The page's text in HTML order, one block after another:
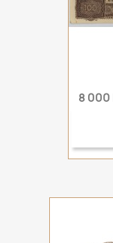
8 000